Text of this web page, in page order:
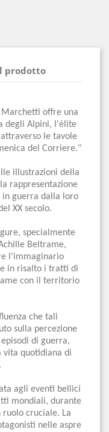
prodotto
offre una
degli Alpini, l'élite
le tavole
del Corriere."
illustrazioni della
rappresentazione
in guerra dalla loro
XX secolo.
specialmente
Beltrame,
l'immaginario
in risalto i tratti di
con il territorio
che tali
sulla percezione
di guerra,
vita quotidiana di
agli eventi bellici
mondiali, durante
cruciale. La
nelle aspre